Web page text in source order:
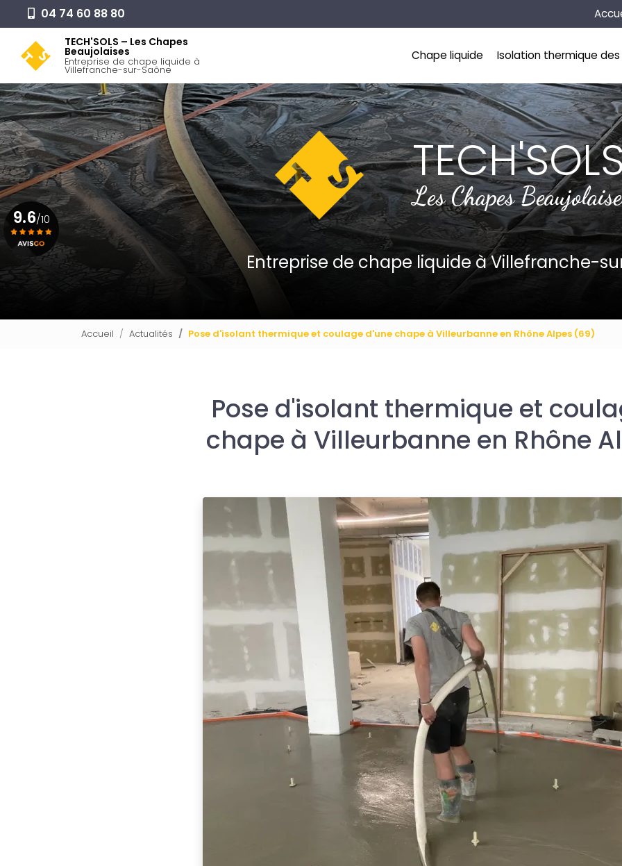
contenu
principal
04 74 60 88 80
TECH'SOLS – Les Chapes
Beaujolaises
Entreprise de chape liquide à
Villefranche-sur-Saône
Chape liquide Isolation thermique des
Les Chapes
Entreprise de chape liquideà Villefranche-
9.6/10
Voir le certificat
Accueil Actualités Pose d'isolant thermique et coulage d'une chape à Villeurbanne en Rhône Alpes (69)
Pose d'isolant thermique et
chape à Villeurbanne en Rhône